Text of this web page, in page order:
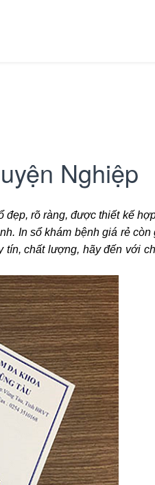
Nghiệp
rõ ràng, được thiết kế
In sổ khám bệnh giá rẻ
tín, chất lượng, hãy đến với